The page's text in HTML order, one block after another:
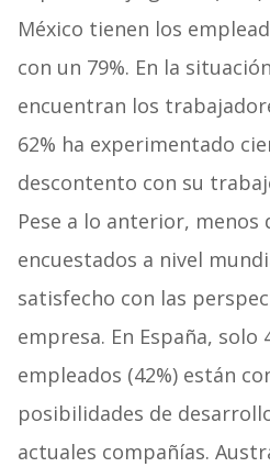
México tienen los
con un 79%. En la
encuentran los
62% ha experimentado
descontento con su
Pese a lo anterior, menos
encuestados a nivel
satisfecho con las
empresa. En España, solo
empleados (42%) están
posibilidades de
actuales compañías.